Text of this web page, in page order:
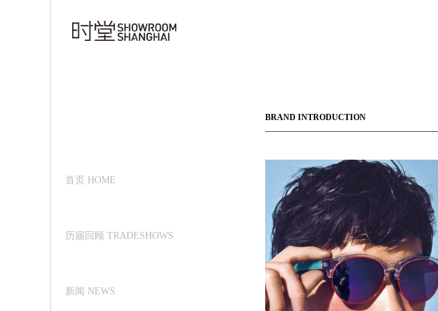
首页 HOME
历届回顾 TRADESHOWS
新闻 NEWS
BRAND INTRODUCTION